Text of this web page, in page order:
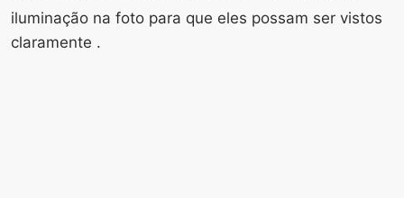
iluminação na foto para que eles possam ser vistos
claramente .